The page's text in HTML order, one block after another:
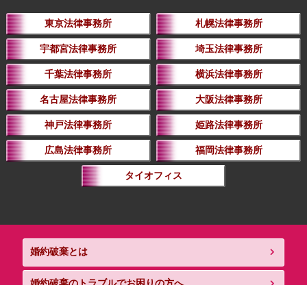
東京法律事務所 札幌法律事務所
宇都宮法律事務所 埼玉法律事務所
千葉法律事務所 横浜法律事務所
名古屋法律事務所 大阪法律事務所
神戸法律事務所 姫路法律事務所
広島法律事務所 福岡法律事務所
タイオフィス
婚約破棄とは